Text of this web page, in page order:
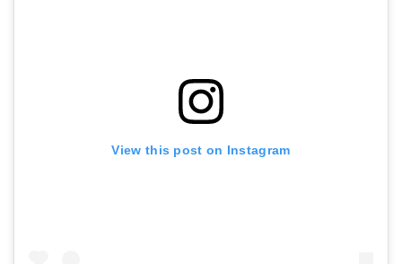
View this post on Instagram